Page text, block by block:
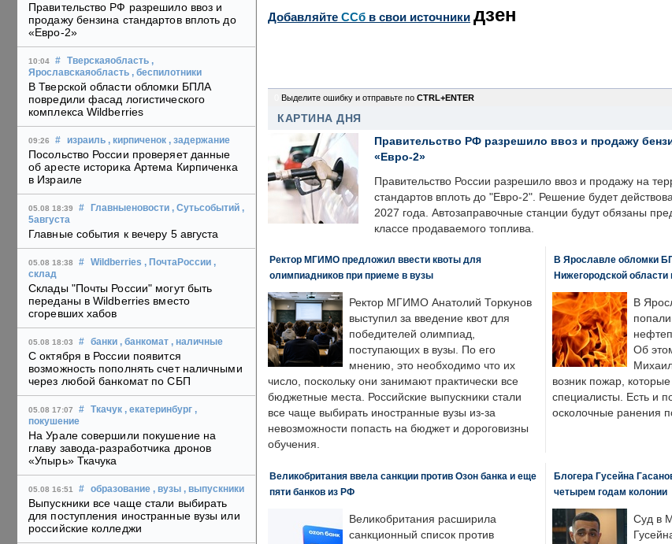
Правительство РФ разрешило ввоз и
продажу бензина стандартов вплоть до
«Евро-2»
10:04 # Тверскаяобласть ,
Ярославскаяобласть , беспилотники
В Тверской области обломки БПЛА
повредили фасад логистического
комплекса Wildberries
09:26 # израиль , кирпиченок , задержание
Посольство России проверяет данные
об аресте историка Артема Кирпиченка
в Израиле
05.08 18:39 # Главныеновости , Сутьсобытий ,
5августа
Главные события к вечеру 5 августа
05.08 18:38 # Wildberries , ПочтаРоссии ,
склад
Склады "Почты России" могут быть
переданы в Wildberries вместо
сгоревших хабов
05.08 18:03 # банки , банкомат , наличные
С октября в России появится
возможность пополнять счет наличными
через любой банкомат по СБП
05.08 17:07 # Ткачук , екатеринбург ,
покушение
На Урале совершили покушение на
главу завода-разработчика дронов
«Упырь» Ткачука
05.08 16:51 # образование , вузы , выпускники
Выпускники все чаще стали выбирать
для поступления иностранные вузы или
российские колледжи
Добавляйте CСб в свои источники дзен
Выделите ошибку и отправьте по CTRL+ENTER
КАРТИНА ДНЯ
Правительство РФ разрешило ввоз и продажу
«Евро-2»
Правительство России разрешило ввоз и продажу на
стандартов вплоть до "Евро-2". Решение будет
2027 года. Автозаправочные станции будут обязаны
классе продаваемого топлива.
Ректор МГИМО предложил ввести квоты для
олимпиадников при приеме в вузы
Ректор МГИМО Анатолий Торкунов
выступил за введение квот для
победителей олимпиад,
поступающих в вузы. По его
мнению, это необходимо что их
число, поскольку они занимают практически все
бюджетные места. Российские выпускники стали
все чаще выбирать иностранные вузы из-за
невозможности попасть на бюджет и дороговизны
обучения.
В Ярославле обломки
Нижегородской области
В
Об
возник пожар,
специалисты. Есть и
осколочные ранения
Великобритания ввела санкции против Озон банка и еще
пяти банков из РФ
Великобритания расширила
санкционный список против
Блогера Гусейна
четырем годам колонии
Суд в